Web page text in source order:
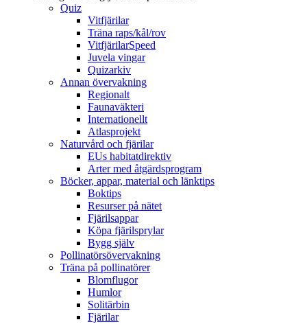
Quiz
Vitfjärilar
Träna raps/kål/rov
VitfjärilarSpeed
Juvela vingar
Quizarkiv
Annan övervakning
Regionalt
Faunaväkteri
Internationellt
Atlasprojekt
Naturvård och fjärilar
EUs habitatdirektiv
Arter med åtgärdsprogram
Böcker, appar, material och länktips
Boktips
Resurser på nätet
Fjärilsappar
Köpa fjärilsprylar
Bygg själv
Pollinatörsövervakning
Träna på pollinatörer
Blomflugor
Humlor
Solitärbin
Fjärilar